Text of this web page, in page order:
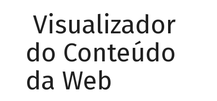
Visualizador
do Conteúdo
da Web